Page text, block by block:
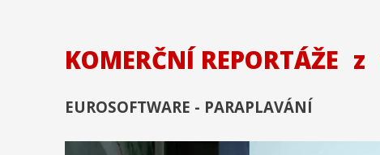
KOMERČNÍ REPORTÁŽE z
EUROSOFTWARE - PARAPLAVÁNÍ